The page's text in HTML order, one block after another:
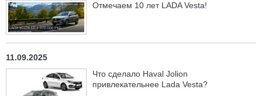
Отмечаем 10 лет LADA Vesta!
11.09.2025
Что сделало Haval Jolion
привлекательнее Lada Vesta?